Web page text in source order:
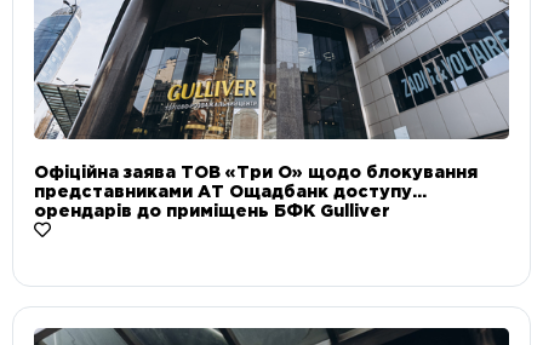
Офіційна заява ТОВ «Три О» щодо блокування
представниками АТ Ощадбанк доступу
орендарів до приміщень БФК Gulliver